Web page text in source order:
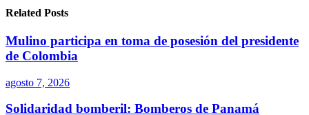
Related Posts
Mulino participa en toma de posesión del presidente
de Colombia
agosto 7, 2026
Solidaridad bomberil: Bomberos de Panamá